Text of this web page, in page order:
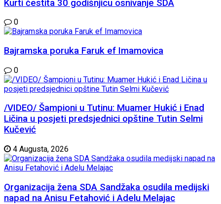
Kurti čestita 30 godišnjicu osnivanje SDA
0
Bajramska poruka Faruk ef Imamovica
0
/VIDEO/ Šampioni u Tutinu: Muamer Hukić i Enad
Ličina u posjeti predsjednici opštine Tutin Selmi
Kučević
4 Augusta, 2026
Organizacija žena SDA Sandžaka osudila medijski
napad na Anisu Fetahović i Adelu Melajac